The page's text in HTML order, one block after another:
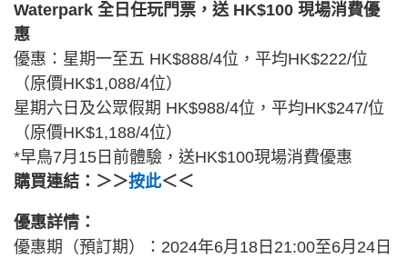
Waterpark 全日任玩門票，送 HK$100 現場消費優
惠
優惠：星期一至五 HK$888/4位，平均HK$222/位
（原價HK$1,088/4位）
星期六日及公眾假期 HK$988/4位，平均HK$247/位
（原價HK$1,188/4位）
*早鳥7月15日前體驗，送HK$100現場消費優惠
購買連結：＞＞按此＜＜
優惠詳情：
優惠期（預訂期）：2024年6月18日21:00至6月24日